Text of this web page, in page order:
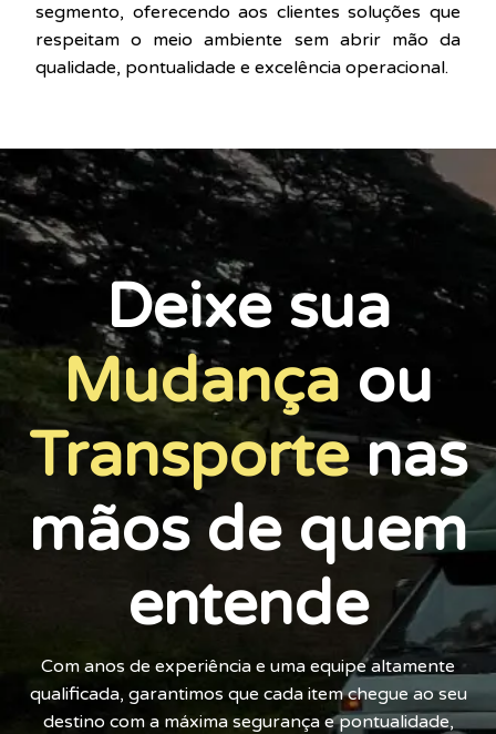
segmento, oferecendo aos clientes soluções que
respeitam o meio ambiente sem abrir mão da
qualidade, pontualidade e excelência operacional.
Deixe sua
Mudança ou
Transportenas
mãos de quem
entende
Com anos de experiência e uma equipe altamente
qualificada, garantimos que cada item chegue ao seu
destino com a máxima segurança e pontualidade,